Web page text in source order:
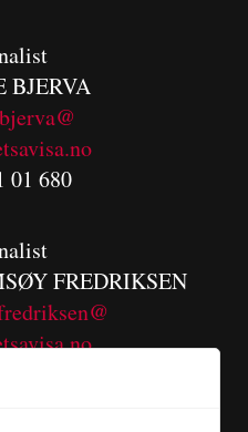
BJERVA
01 680
FREDRIKSEN